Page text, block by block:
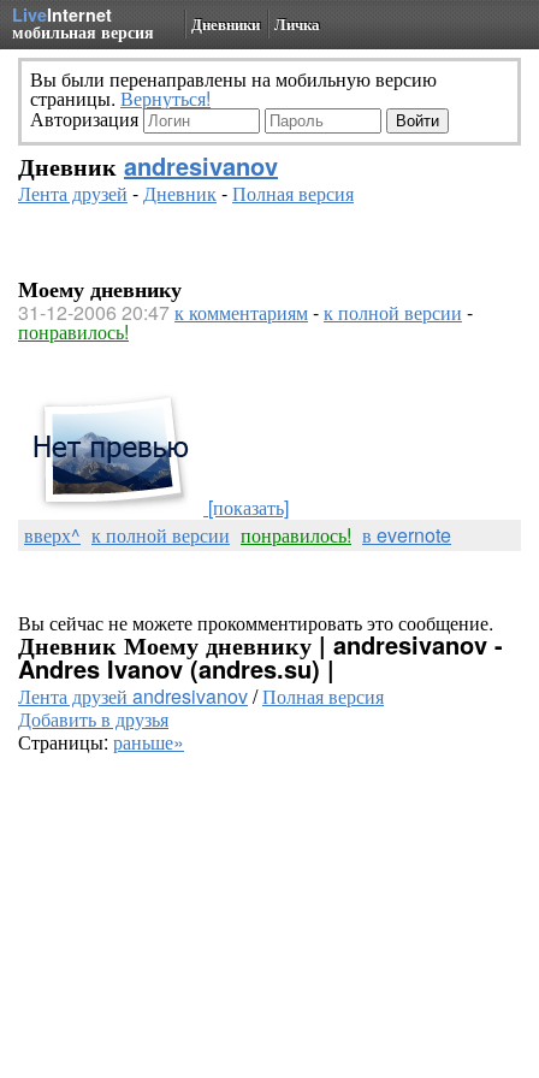
LiveInternet
мобильная версия Дневники Личка
Вы были перенаправлены на мобильную версию
страницы. Вернуться!
Авторизация
Дневник andresivanov
Лента друзей -Дневник-Полная версия
Моему дневнику
31-12-2006 20:47к комментариям-к полной версии -
понравилось!
[показать]
вверх^ к полной версии понравилось! в evernote
Вы сейчас не можете прокомментировать это сообщение.
Дневник Моему дневнику | andresivanov -
Andres Ivanov (andres.su) |
Лента друзей andresivanov/Полная версия
Добавить в друзья
Страницы: раньше»